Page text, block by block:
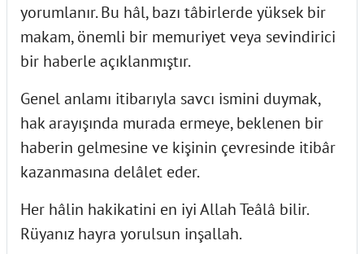
yorumlanır. Bu hâl, bazı tâbirlerde yüksek bir
makam, önemli bir memuriyet veya sevindirici
bir haberle açıklanmıştır.
Genel anlamı itibarıyla savcı ismini duymak,
hak arayışında murada ermeye, beklenen bir
haberin gelmesine ve kişinin çevresinde itibâr
kazanmasına delâlet eder.
Her hâlin hakikatini en iyi Allah Teâlâ bilir.
Rüyanız hayra yorulsun inşallah.